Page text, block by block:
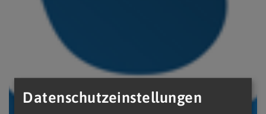
Datenschutzeinstellungen